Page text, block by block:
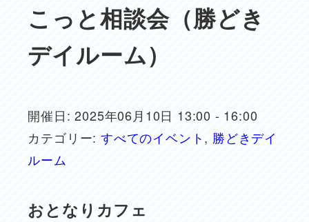
こっと相談会（勝どき
デイルーム）
開催日: 2025年06月10日 13:00 - 16:00
カテゴリー: すべてのイベント, 勝どきデイ
ルーム
おとなりカフェ